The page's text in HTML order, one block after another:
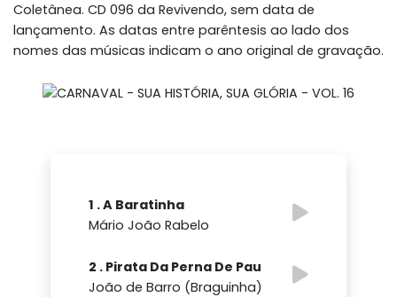
Coletânea. CD 096 da Revivendo, sem data de
lançamento. As datas entre parêntesis ao lado dos
nomes das músicas indicam o ano original de gravação.
1 . A Baratinha
Mário João Rabelo
2 . Pirata Da Perna De Pau
João de Barro (Braguinha)